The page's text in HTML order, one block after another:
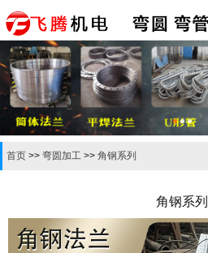
首页 >> 弯圆加工 >> 角钢系列
角钢系列